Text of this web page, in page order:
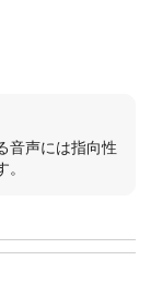
音声には指向性